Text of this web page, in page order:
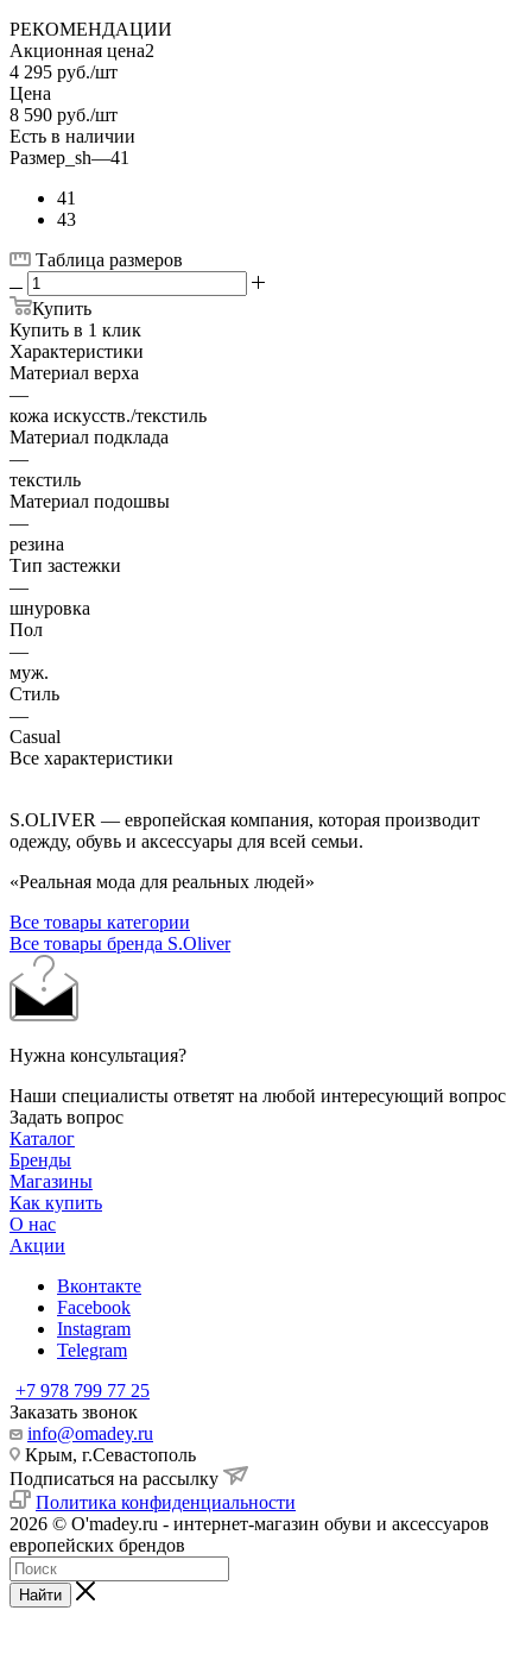
РЕКОМЕНДАЦИИ
Акционная цена2
4 295 руб./шт
Цена
8 590 руб./шт
Есть в наличии
Размер_sh—41
41
43
Таблица размеров
Купить
Купить в 1 клик
Характеристики
Материал верха
—
кожа искусств./текстиль
Материал подклада
—
текстиль
Материал подошвы
—
резина
Тип застежки
—
шнуровка
Пол
—
муж.
Стиль
—
Casual
Все характеристики
S.OLIVER — европейская компания, которая производит
одежду, обувь и аксессуары для всей семьи.
«Реальная мода для реальных людей»
Все товары категории
Все товары бренда S.Oliver
Нужна консультация?
Наши специалисты ответят на любой интересующий вопрос
Задать вопрос
Каталог
Бренды
Магазины
Как купить
О нас
Акции
Вконтакте
Facebook
Instagram
Telegram
+7 978 799 77 25
Заказать звонок
info@omadey.ru
Крым, г.Севастополь
Подписаться на рассылку
Политика конфиденциальности
2026 © O'madey.ru - интернет-магазин обуви и аксессуаров
европейских брендов
Найти